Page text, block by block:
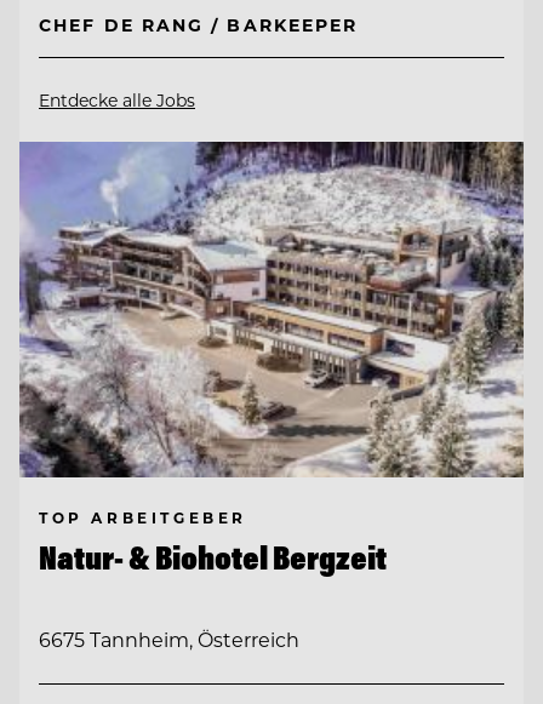
CHEF DE RANG / BARKEEPER
Entdecke alle Jobs
TOP ARBEITGEBER
Natur- & Biohotel Bergzeit
6675 Tannheim, Österreich